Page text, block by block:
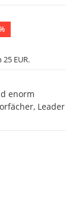
EUR.
enorm
Leader